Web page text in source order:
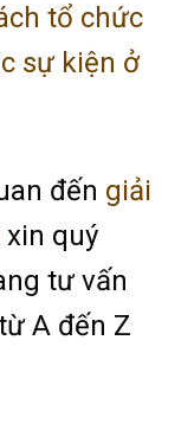
tổ chức
sự kiện ở
đến giải
xin quý
tư vấn
A đến Z